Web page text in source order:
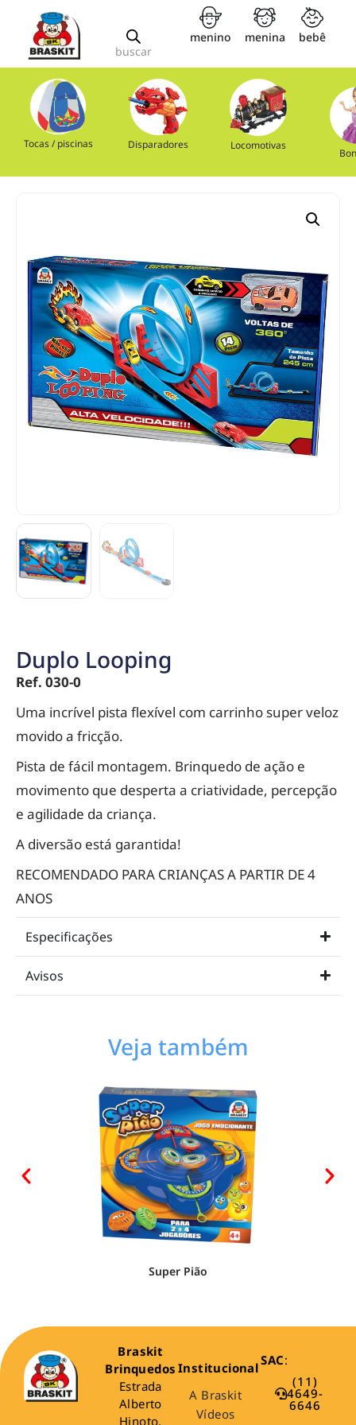
buscar
menino menina bebê
Tocas / piscinas Disparadores Locomotivas
Duplo Looping
Ref. 030-0
Uma incrível pista flexível com carrinho super veloz
movido a fricção.
Pista de fácil montagem. Brinquedo de ação e
movimento que desperta a criatividade, percepção
e agilidade da criança.
A diversão está garantida!
RECOMENDADO PARA CRIANÇAS A PARTIR DE 4
ANOS
Especificações
Avisos
Veja também
Super Pião
Braskit
Brinquedos
Estrada
Alberto
Hinoto,
Institucional
A Braskit
Vídeos
SAC:
(11)
4649-
6646